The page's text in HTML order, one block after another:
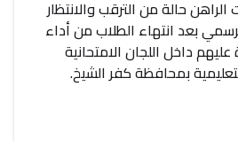
حالة من الترقب والانتظار
بعد انتهاء الطلاب من أداء
عليهم داخل اللجان الامتحانية
بمحافظة كفر الشيخ.